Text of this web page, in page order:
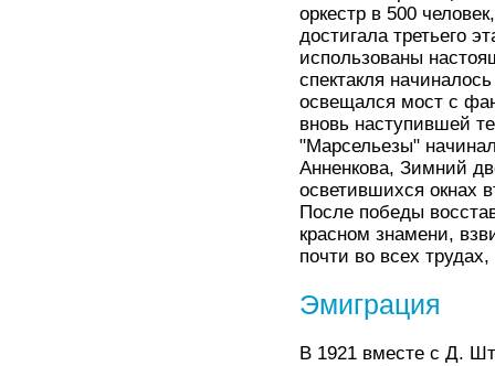
оркестр в 500
достигала третьего
использованы
спектакля
освещался мост с
вновь наступившей
"Марсельезы"
Анненкова, Зимний
осветившихся окнах
После победы
красном знамени,
почти во всех
Эмиграция
В 1921 вместе с Д.